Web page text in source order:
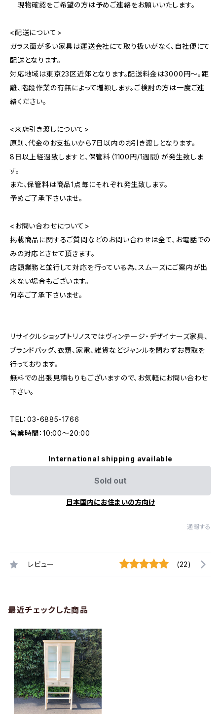
現物確認をご希望の方は予めご連絡をお願いいたします。
<配送について>
ガラス面が多い家具は運送会社にて取り扱いがなく、自社便にて
配送となります。
対応地域は東京23区近郊となります。配送料金は3000円～。距
離、階段作業の有無によって増額します。ご検討の方は一度ご連
絡ください。
<来店引き渡しについて>
原則、代金のお支払いから7日以内のお引き渡しとなります。
8日以上経過致しますと、保管料（1100円/1週間）が発生致しま
す。
また、保管料は商品1点毎にそれぞれ発生致します。
予めご了承下さいませ。
<お問い合わせについて>
掲載商品に関するご質問などのお問い合わせは全て、お電話での
みの対応とさせて頂きます。
店頭業務と並行して対応を行っている為、スムーズにご案内が出
来ない場合もございます。
何卒ご了承下さいませ。
リサイクルショップトリノスではヴィンテージ・デザイナーズ家具、
ブランドバッグ、衣類、家電、雑貨などジャンルを問わずお買取を
行っております。
無料での出張見積もりもございますので、お気軽にお問い合わせ
下さい。
TEL：03-6885-1766
営業時間：10:00〜20:00
International shipping available
Sold out
日本国内にお住まいの方向け
通報する
レビュー (22)
最近チェックした商品